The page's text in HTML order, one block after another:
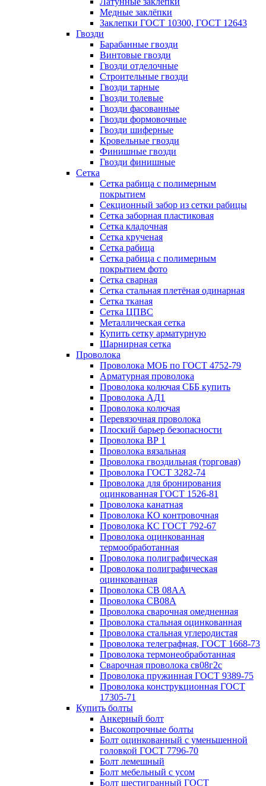
Медные заклёпки
Заклепки ГОСТ 10300, ГОСТ 12643
Гвозди
Барабанные гвозди
Винтовые гвозди
Гвозди отделочные
Строительные гвозди
Гвозди тарные
Гвозди толевые
Гвозди фасованные
Гвозди формовочные
Гвозди шиферные
Кровельные гвозди
Финишные гвозди
Гвозди финишные
Сетка
Сетка рабица с полимерным
покрытием
Секционный забор из сетки рабицы
Сетка заборная пластиковая
Сетка кладочная
Сетка крученая
Сетка рабица
Сетка рабица с полимерным
покрытием фото
Сетка сварная
Сетка стальная плетёная одинарная
Сетка тканая
Сетка ЦПВС
Металлическая сетка
Купить сетку арматурную
Шарнирная сетка
Проволока
Проволока МОБ по ГОСТ 4752-79
Арматурная проволока
Проволока колючая СББ купить
Проволока АД1
Проволока колючая
Перевязочная проволока
Плоский барьер безопасности
Проволока ВР 1
Проволока вязальная
Проволока гвоздильная (торговая)
Проволока ГОСТ 3282-74
Проволока для бронирования
оцинкованная ГОСТ 1526-81
Проволока канатная
Проволока КО контровочная
Проволока КС ГОСТ 792-67
Проволока оцинкованная
термообработанная
Проволока полиграфическая
Проволока полиграфическая
оцинкованная
Проволока СВ 08АА
Проволока СВ08А
Проволока сварочная омедненная
Проволока стальная оцинкованная
Проволока стальная углеродистая
Проволока телеграфная, ГОСТ 1668-73
Проволока термонеобработанная
Сварочная проволока св08г2с
Проволока пружинная ГОСТ 9389-75
Проволока конструкционная ГОСТ
17305-71
Купить болты
Анкерный болт
Высокопрочные болты
Болт оцинкованный с уменьшенной
головкой ГОСТ 7796-70
Болт лемешный
Болт мебельный с усом
Болт шестигранный ГОСТ